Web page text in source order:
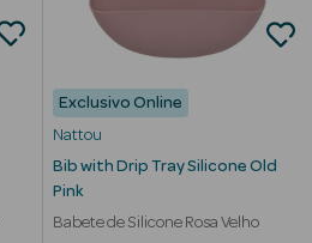
Exclusivo Online
Nattou
Bib with Drip Tray Silicone Old
Pink
Babete de Silicone Rosa Velho